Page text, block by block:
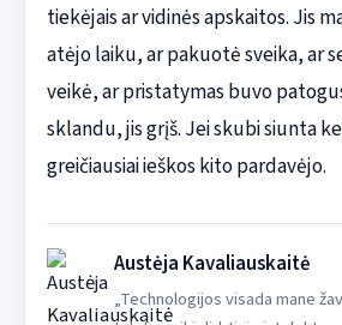
tiekėjais ar vidinės apskaitos. Jis
atėjo laiku, ar pakuotė sveika, ar
veikė, ar pristatymas buvo
sklandu, jis grįš. Jei skubi siunta
greičiausiai ieškos kito pardavėjo.
Austėja Kavaliauskaitė
„Technologijos visada mane